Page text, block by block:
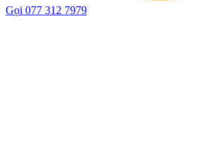
Gọi 077 312 7979